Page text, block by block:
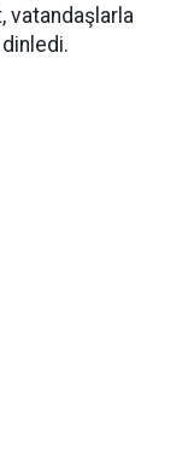
vatandaşlarla